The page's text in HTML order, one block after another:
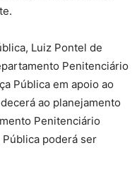
Luiz Pontel de
Penitenciário
Pública em apoio ao
ao planejamento
Penitenciário
Pública poderá ser